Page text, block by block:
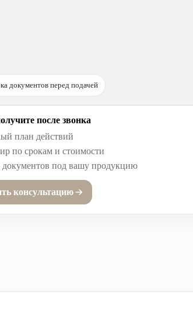
документов перед подачей
после звонка
план действий
по срокам и стоимости
документов под вашу продукцию
консультацию